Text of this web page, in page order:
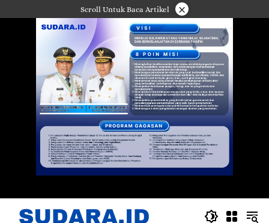
ke
Scroll Untuk Baca Artikel ×